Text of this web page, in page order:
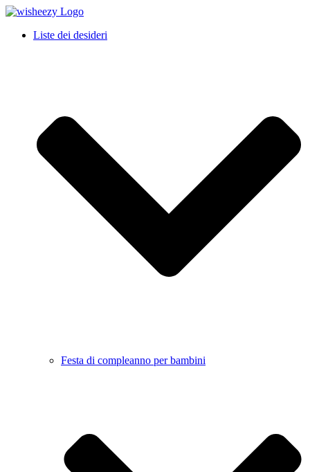
Liste dei desideri
Festa di compleanno per bambini